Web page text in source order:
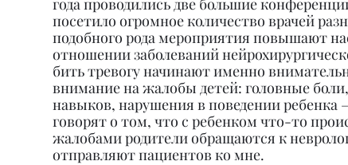
года проводились две большие
посетило огромное количество врачей
подобного рода мероприятия повышают
отношении заболеваний
бить тревогу начинают именно
внимание на жалобы детей: головные
навыков, нарушения в поведении ребенка
говорят о том, что с ребенком что-то
жалобами родители обращаются к
отправляют пациентов ко мне.